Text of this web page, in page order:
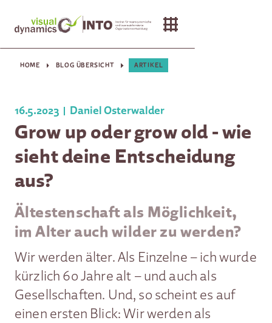
HOME BLOG ÜBERSICHT ARTIKEL
16.5.2023 Daniel Osterwalder
Grow up oder grow old - wie
sieht deine Entscheidung
aus?
Ältestenschaft als Möglichkeit,
im Alter auch wilder zu werden?
Wir werden älter. Als Einzelne – ich wurde
kürzlich 60 Jahre alt – und auch als
Gesellschaften. Und, so scheint es auf
einen ersten Blick: Wir werden als